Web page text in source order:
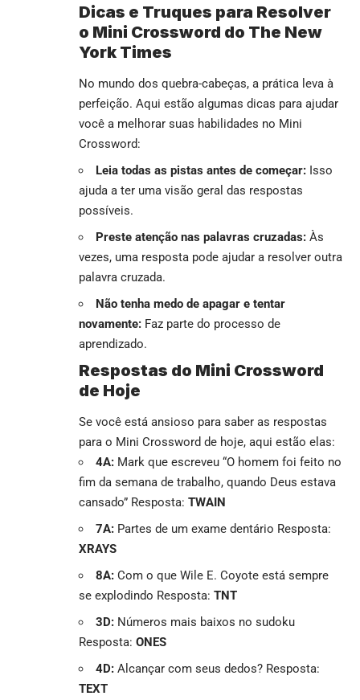
Dicas e Truques para Resolver
o Mini Crossword do The New
York Times
No mundo dos quebra-cabeças, a prática leva à
perfeição. Aqui estão algumas dicas para ajudar
você a melhorar suas habilidades no Mini
Crossword:
Leia todas as pistas antes de começar: Isso
ajuda a ter uma visão geral das respostas
possíveis.
Preste atenção nas palavras cruzadas: Às
vezes, uma resposta pode ajudar a resolver outra
palavra cruzada.
Não tenha medo de apagar e tentar
novamente: Faz parte do processo de
aprendizado.
Respostas do Mini Crossword
de Hoje
Se você está ansioso para saber as respostas
para o Mini Crossword de hoje, aqui estão elas:
4A: Mark que escreveu “O homem foi feito no
fim da semana de trabalho, quando Deus estava
cansado” Resposta: TWAIN
7A: Partes de um exame dentário Resposta:
XRAYS
8A: Com o que Wile E. Coyote está sempre
se explodindo Resposta: TNT
3D: Números mais baixos no sudoku
Resposta: ONES
4D: Alcançar com seus dedos? Resposta:
TEXT